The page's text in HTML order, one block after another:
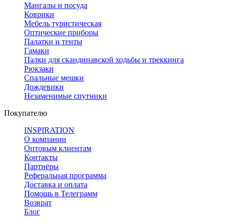
Мангалы и посуда
Коврики
Мебель туристическая
Оптические приборы
Палатки и тенты
Гамаки
Палки для скандинавской ходьбы и треккинга
Рюкзаки
Спальные мешки
Дождевики
Незаменимые спутники
Покупателю
INSPIRATION
О компании
Оптовым клиентам
Контакты
Партнёры
Реферальная программа
Доставка и оплата
Помощь в Телеграмм
Возврат
Блог